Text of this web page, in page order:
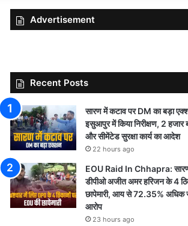
Advertisement
Recent Posts
सारण में कटाव पर DM का बड़ा
इसुआपुर में किया निरीक्षण, 2 हजार
और सीमेंटेड सुरक्षा कार्य का आदेश
22 hours ago
EOU Raid In Chhapra:
डीपीओ अजीत अमर हरिजन के 4
छापेमारी, आय से 72.35% अधिक
आरोप
23 hours ago